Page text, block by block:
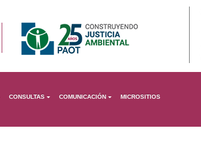
CONSULTAS COMUNICACIÓN MICROSITIOS